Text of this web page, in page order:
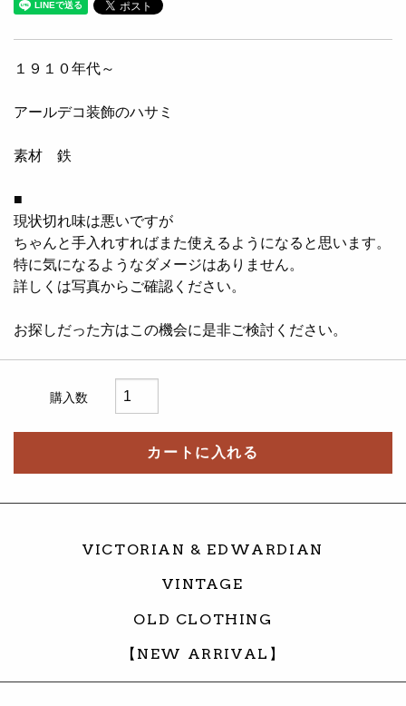
１９１０年代～
アールデコ装飾のハサミ
素材 鉄
■
現状切れ味は悪いですが
ちゃんと手入れすればまた使えるようになると思います。
特に気になるようなダメージはありません。
詳しくは写真からご確認ください。
お探しだった方はこの機会に是非ご検討ください。
購入数
カートに入れる
VICTORIAN & EDWARDIAN
VINTAGE
OLD CLOTHING
【NEW ARRIVAL】